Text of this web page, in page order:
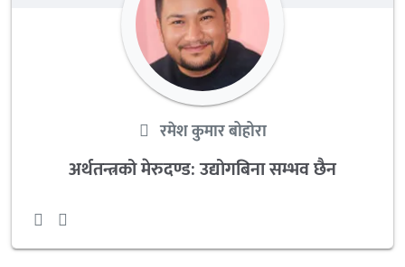
रमेश कुमार बोहोरा
अर्थतन्त्रको मेरुदण्ड: उद्योगबिना सम्भव छैन